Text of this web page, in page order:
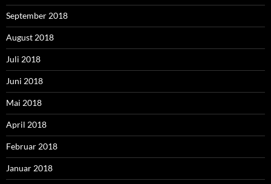
September 2018
August 2018
Juli 2018
Juni 2018
Mai 2018
April 2018
Februar 2018
Januar 2018